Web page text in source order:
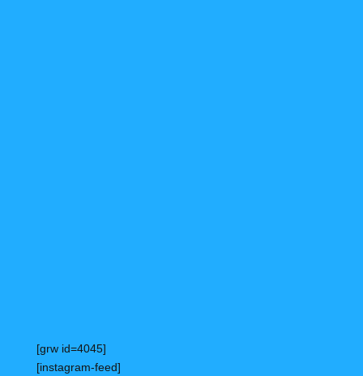
[grw id=4045]
[instagram-feed]